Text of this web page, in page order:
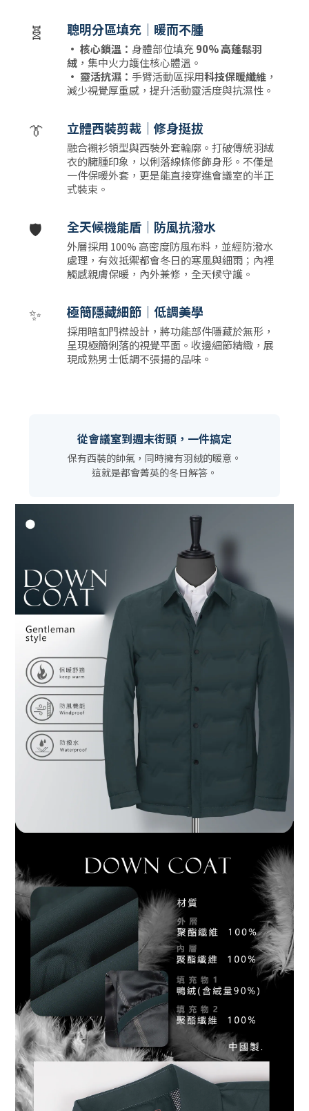
🧬 聰明分區填充｜暖而不腫
• 核心鎖溫： 身體部位填充90% 高蓬鬆羽
絨 ，集中火力護住核心體溫。
• 靈活抗濕： 手臂活動區採用科技保暖纖維 ，
減少視覺厚重感，提升活動靈活度與抗濕性。
👔 立體西裝剪裁｜修身挺拔
融合襯衫領型與西裝外套輪廓。打破傳統羽絨
衣的臃腫印象，以俐落線條修飾身形。不僅是
一件保暖外套，更是能直接穿進會議室的半正
式裝束。
🛡️ 全天候機能盾｜防風抗潑水
外層採用 100% 高密度防風布料，並經防潑水
處理，有效抵禦都會冬日的寒風與細雨；內裡
觸感親膚保暖，內外兼修，全天候守護。
✨ 極簡隱藏細節｜低調美學
採用暗釦門襟設計，將功能部件隱藏於無形，
呈現極簡俐落的視覺平面。收邊細節精緻，展
現成熟男士低調不張揚的品味。
從會議室到週末街頭，一件搞定
保有西裝的帥氣，同時擁有羽絨的暖意。
這就是都會菁英的冬日解答。